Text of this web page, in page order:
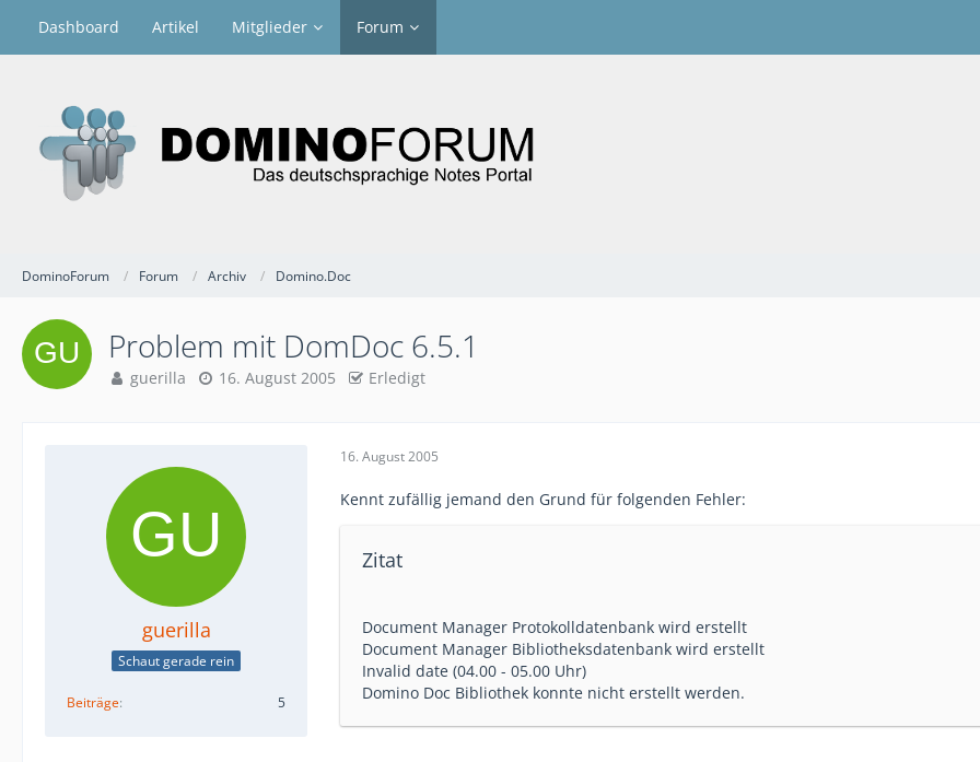
Dashboard Artikel Mitglieder Forum
DominoForum Forum Archiv Domino.Doc
Problem mit DomDoc 6.5.1
guerilla 16. August 2005 Erledigt
guerilla
Schaut gerade rein
Beiträge 5
16. August 2005
Kennt zufällig jemand den Grund für folgenden Fehler:
Zitat
Document Manager Protokolldatenbank wird erstellt
Document Manager Bibliotheksdatenbank wird erstellt
Invalid date (04.00 - 05.00 Uhr)
Domino Doc Bibliothek konnte nicht erstellt werden.